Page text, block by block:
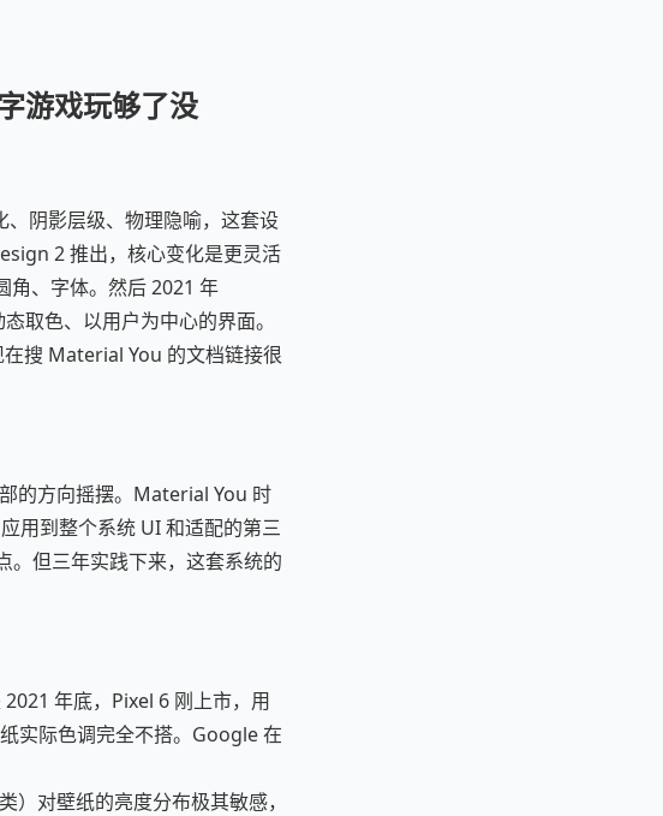
游戏玩够了没
阴影层级、物理隐喻，这套设
2 推出，核心变化是更灵活
、字体。然后 2021 年
取色、以用户为中心的界面。
搜 Material You 的文档链接很
的方向摇摆。Material You 时
用到整个系统 UI 和适配的第三
。但三年实践下来，这套系统的
年底，Pixel 6 刚上市，用
实际色调完全不搭。Google 在
对壁纸的亮度分布极其敏感，